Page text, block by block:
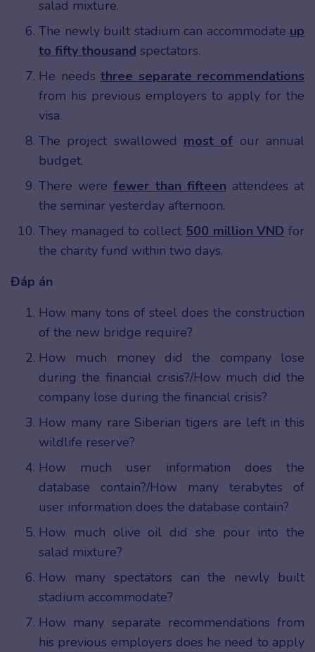
salad mixture.
The newly built stadium can accommodate up
to fifty thousand spectators.
He needs three separate recommendations
from his previous employers to apply for the
visa.
The project swallowed most of our annual
budget.
There werefewer than fifteen attendees at
the seminar yesterday afternoon.
They managed to collect 500 million VND for
the charity fund within two days.
Đáp án
How many tons of steel does the construction
of the new bridge require?
How much money did the company lose
during the financial crisis?/How much did the
company lose during the financial crisis?
How many rare Siberian tigers are left in this
wildlife reserve?
How much user information does the
database contain?/How many terabytes of
user information does the database contain?
How much olive oil did she pour into the
salad mixture?
How many spectators can the newly built
stadium accommodate?
How many separate recommendations from
his previous employers does he need to apply